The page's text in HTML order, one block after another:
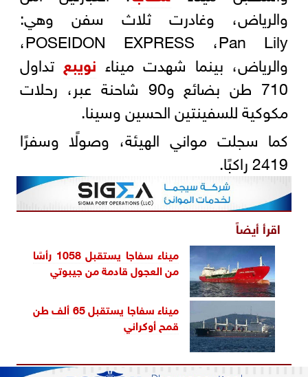
والرياض، وغادرت ثلاث سفن وهي:
POSEIDON EXPRESS ،Pan Lily،
والرياض، بينما شهدت ميناء نويبع تداول
710 طن بضائع و90 شاحنة عبر، رحلات
مكوكية للسفينتين الحسين وسينا.
كما سجلت مواني الهيئة، وصولًا وسفرًا
2419 راكبًا.
اقرأ أيضاً
ميناء سفاجا يستقبل 1058 رأسًا
من العجول قادمة من جيبوتي
ميناء سفاجا يستقبل 65 ألف طن
قمح أوكراني